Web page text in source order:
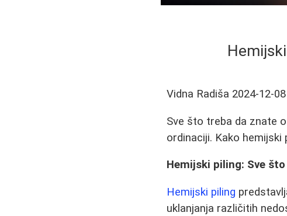
Vidna Radiša 2024-12-08
Sve što treba da znate
ordinaciji. Kako
Hemijski piling: Sve
Hemijski piling
uklanjanja različitih